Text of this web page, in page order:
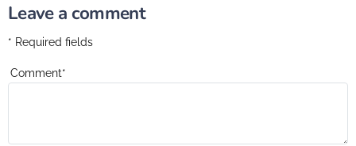
Leave a comment
* Required fields
Comment*